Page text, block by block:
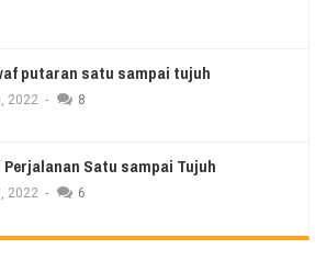
putaran satu sampai tujuh
2022 - 8
Perjalanan Satu sampai Tujuh
2022 - 6